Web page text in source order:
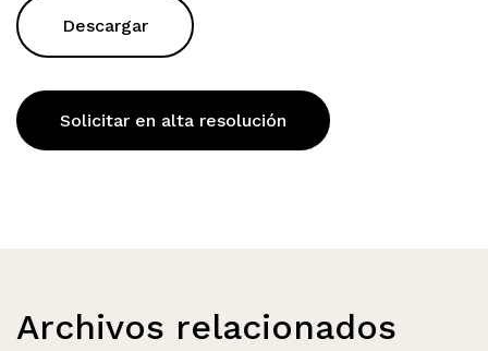
Descargar
Solicitar en alta resolución
Archivos relacionados